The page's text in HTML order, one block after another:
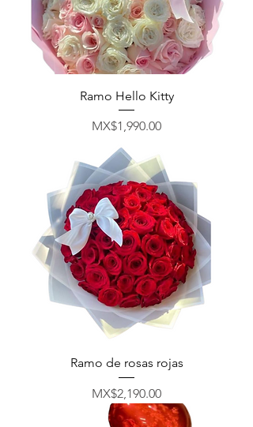
Ramo Hello Kitty
मूल्य
MX$1,990.00
Ramo de rosas rojas
मूल्य
MX$2,190.00